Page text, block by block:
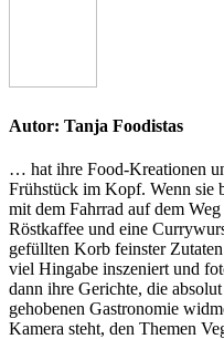
Autor: Tanja Foodistas
… hat ihre Food-Kreationen
Frühstück im Kopf. Wenn sie
mit dem Fahrrad auf dem
Röstkaffee und eine
gefüllten Korb feinster
viel Hingabe inszeniert und
dann ihre Gerichte, die
gehobenen Gastronomie
Kamera steht, den Themen